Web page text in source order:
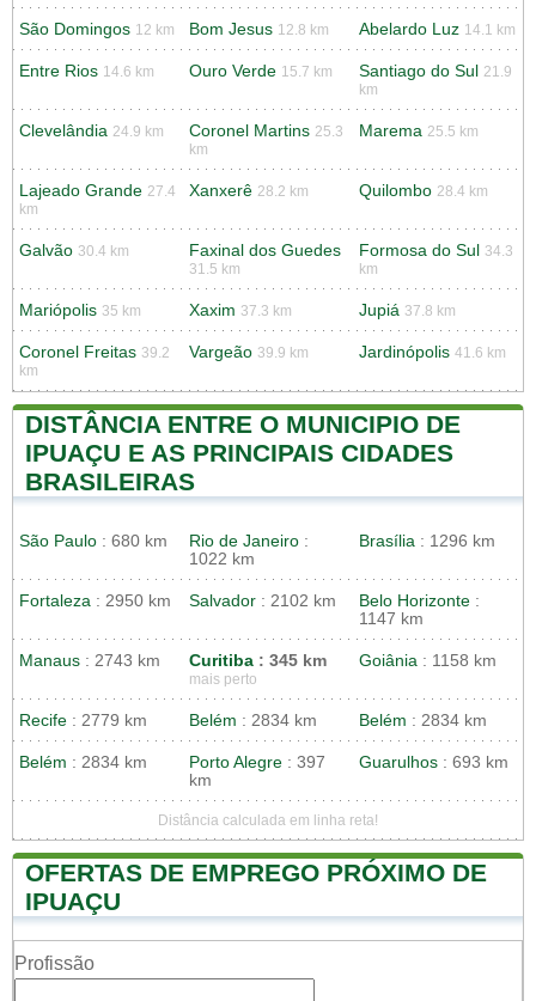
São Domingos 12 km Bom Jesus 12.8 km Abelardo Luz 14.1 km
Entre Rios 14.6 km Ouro Verde 15.7 km Santiago do Sul 21.9
km
Clevelândia 24.9 km Coronel Martins 25.3
km
Marema 25.5 km
Lajeado Grande 27.4
km
Xanxerê 28.2 km Quilombo 28.4 km
Galvão 30.4 km Faxinal dos Guedes
31.5 km
Formosa do Sul 34.3
km
Mariópolis 35 km Xaxim 37.3 km Jupiá 37.8 km
Coronel Freitas 39.2
km
Vargeão 39.9 km Jardinópolis 41.6 km
DISTÂNCIA ENTRE O MUNICIPIO DE
IPUAÇU E AS PRINCIPAIS CIDADES
BRASILEIRAS
São Paulo : 680 km Rio de Janeiro :
1022 km
Brasília : 1296 km
Fortaleza : 2950 km Salvador : 2102 km Belo Horizonte :
1147 km
Manaus : 2743 km Curitiba : 345 km
mais perto
Goiânia : 1158 km
Recife : 2779 km Belém : 2834 km Belém : 2834 km
Belém : 2834 km Porto Alegre : 397
km
Guarulhos : 693 km
Distância calculada em linha reta!
OFERTAS DE EMPREGO PRÓXIMO DE
IPUAÇU
Profissão